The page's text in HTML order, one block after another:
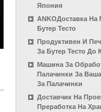
Япония
ANKOДоставка На
Бутер Тесто
Продуктивен И
За Бутер Тесто До
Машина За
Палачинки За
За Палачинки
Доставчик На
Преработка На